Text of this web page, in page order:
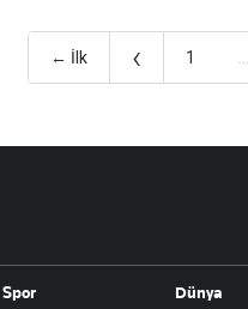
← İlk ‹ 1 ...
Spor Dünya